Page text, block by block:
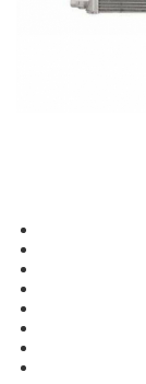
Aripă spate
Armatura
Balama capota
Bara fata
Bara spate